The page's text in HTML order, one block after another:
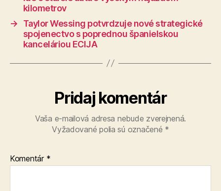
kilometrov
→
Taylor Wessing potvrdzuje nové strategické
spojenectvo s poprednou španielskou
kanceláriou ECIJA
Pridaj komentár
Vaša e-mailová adresa nebude zverejnená.
Vyžadované polia sú označené *
Komentár *